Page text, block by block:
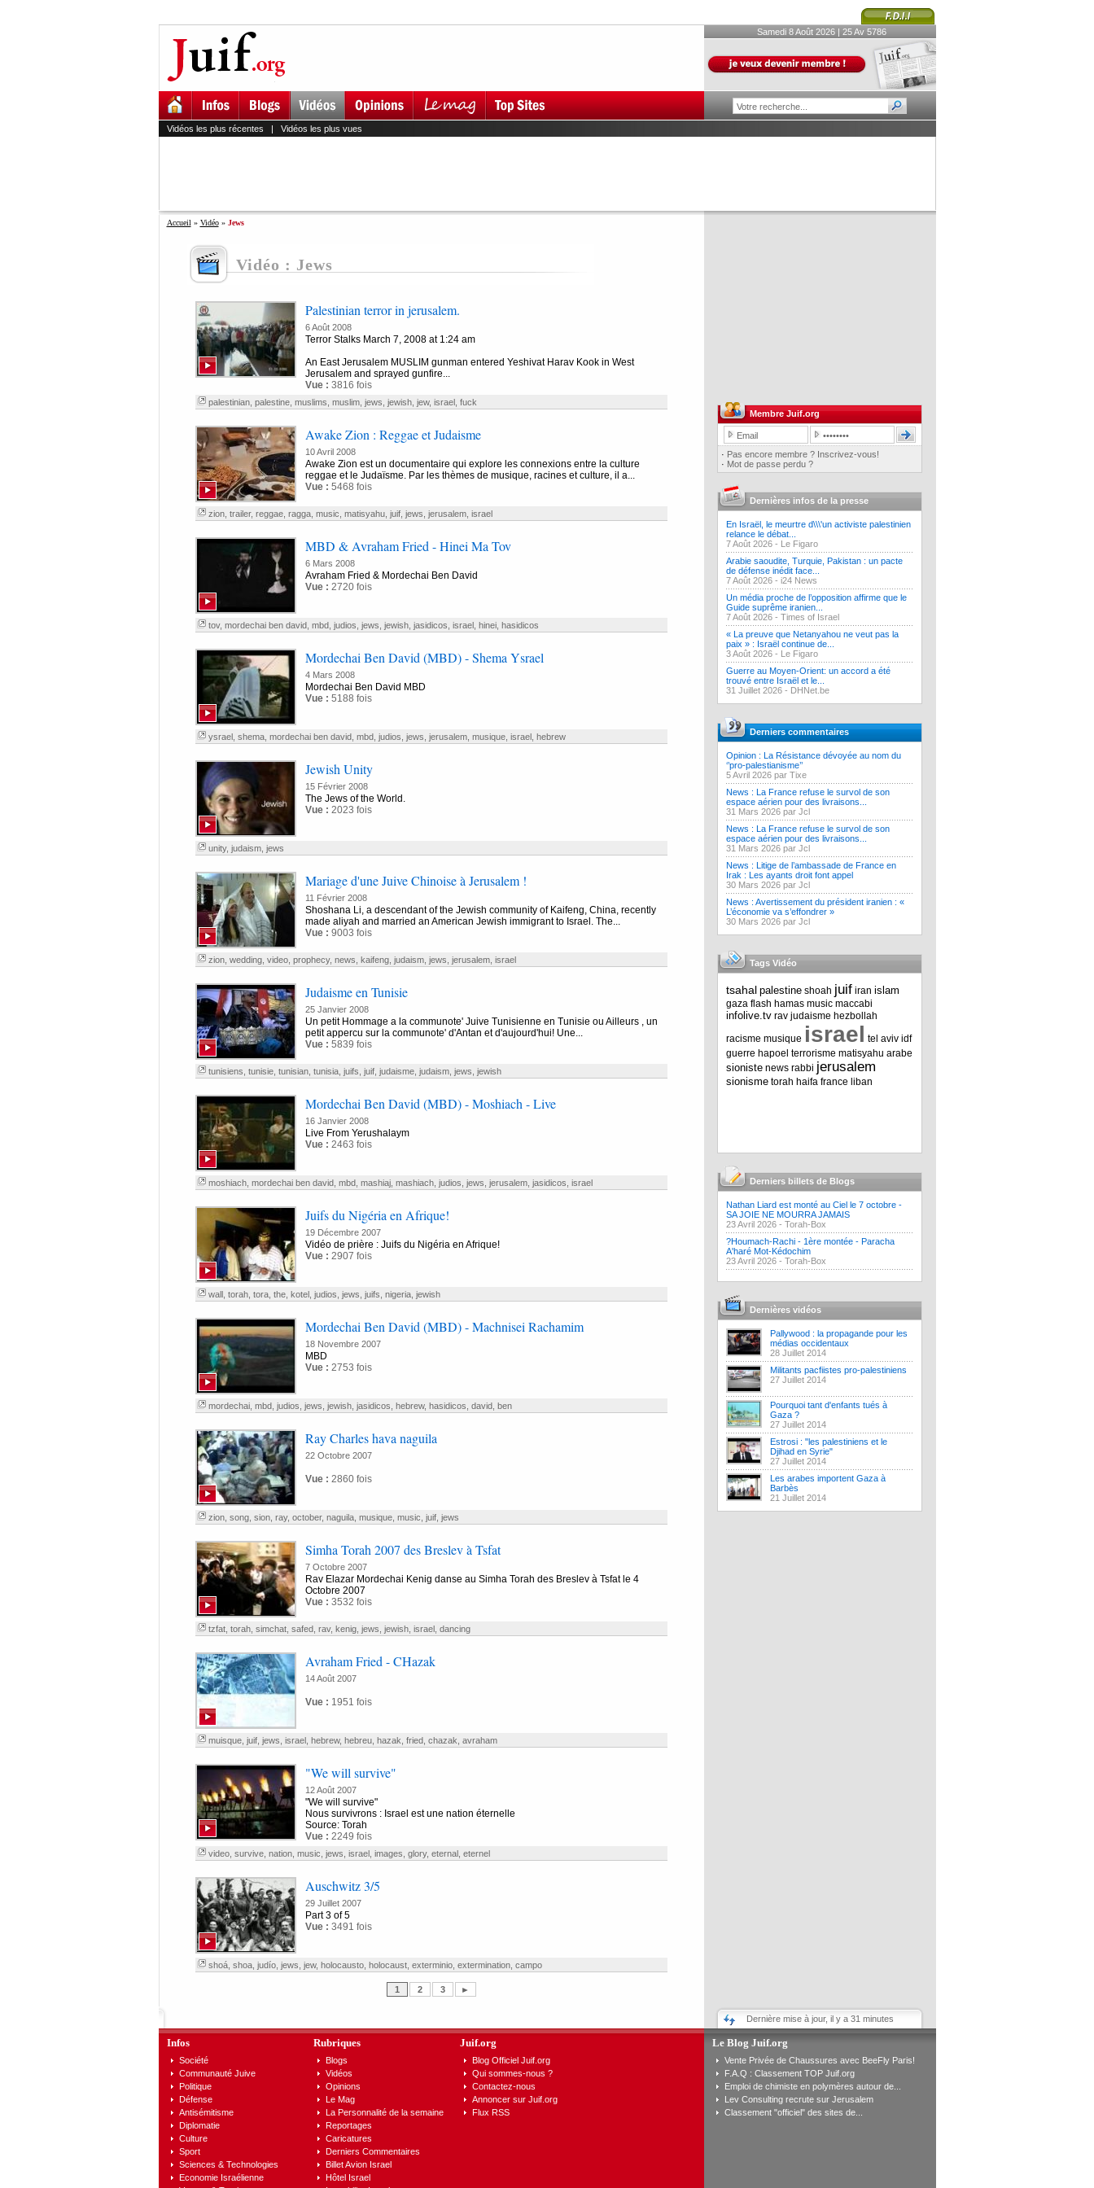
Samedi 8 Août 2026 | 25 Av 5786
Vidéos les plus récentes | Vidéos les plus vues
Accueil » Vidéo» Jews
Vidéo : Jews
Palestinian terror in jerusalem.
6 Août 2008
Terror Stalks March 7, 2008 at 1:24 am
An East Jerusalem MUSLIM gunman entered Yeshivat Harav Kook in West
Jerusalem and sprayed gunfire...
Vue : 3816 fois
palestinian, palestine, muslims muslim, jews jewish, jew, israel, fuck
Awake Zion : Reggae et Judaisme
10 Avril 2008
Awake Zion est un documentaire qui explore les connexions entre la culture
reggae et le Judaïsme. Par les thèmes de musique, racines et culture, il a...
Vue : 5468 fois
zion, trailer, reggae, ragga, music matisyahu, juif, jews jerusalem, israel
MBD & Avraham Fried - Hinei Ma Tov
6 Mars 2008
Avraham Fried & Mordechai Ben David
Vue : 2720 fois
tov, mordechai ben david, mbd, judios jews jewish, jasidicos israel, hinei, hasidicos
Mordechai Ben David (MBD) - Shema Ysrael
4 Mars 2008
Mordechai Ben David MBD
Vue : 5188 fois
ysrael, shema, mordechai ben david, mbd, judios jews jerusalem, musique, israel, hebrew
Jewish Unity
15 Février 2008
The Jews of the World.
Vue : 2023 fois
unity, judaism, jews
Mariage d'une Juive Chinoise à Jerusalem !
11 Février 2008
Shoshana Li, a descendant of the Jewish community of Kaifeng, China, recently
made aliyah and married an American Jewish immigrant to Israel. The...
Vue : 9003 fois
zion, wedding, video, prophecy, news kaifeng, judaism, jews jerusalem, israel
Judaisme en Tunisie
25 Janvier 2008
Un petit Hommage a la communote' Juive Tunisienne en Tunisie ou Ailleurs , un
petit appercu sur la communote' d'Antan et d'aujourd'hui! Une...
Vue : 5839 fois
tunisiens tunisie, tunisian, tunisia, juifs juif, judaisme, judaism, jews jewish
Mordechai Ben David (MBD) - Moshiach - Live
16 Janvier 2008
Live From Yerushalaym
Vue : 2463 fois
moshiach, mordechai ben david, mbd, mashiaj, mashiach, judios jews jerusalem, jasidicos israel
Juifs du Nigéria en Afrique!
19 Décembre 2007
Vidéo de prière : Juifs du Nigéria en Afrique!
Vue : 2907 fois
wall, torah, tora, the, kotel, judios jews juifs nigeria, jewish
Mordechai Ben David (MBD) - Machnisei Rachamim
18 Novembre 2007
MBD
Vue : 2753 fois
mordechai, mbd, judios jews jewish, jasidicos hebrew, hasidicos david, ben
Ray Charles hava naguila
22 Octobre 2007
Vue : 2860 fois
zion, song, sion, ray, october, naguila, musique, music juif, jews
Simha Torah 2007 des Breslev à Tsfat
7 Octobre 2007
Rav Elazar Mordechai Kenig danse au Simha Torah des Breslev à Tsfat le 4
Octobre 2007
Vue : 3532 fois
tzfat, torah, simchat, safed, rav, kenig, jews jewish, israel, dancing
Avraham Fried - CHazak
14 Août 2007
Vue : 1951 fois
muisque, juif, jews israel, hebrew, hebreu, hazak fried, chazak avraham
"We will survive"
12 Août 2007
"We will survive"
Nous survivrons : Israel est une nation éternelle
Source: Torah
Vue : 2249 fois
video, survive, nation, music jews israel, images glory, eternal, eternel
Auschwitz 3/5
29 Juillet 2007
Part 3 of 5
Vue : 3491 fois
shoá, shoa, judío, jews jew, holocausto, holocaust, exterminio, extermination, campo
1 2 3 ►
Membre Juif.org
· Pas encore membre ? Inscrivez-vous!
· Mot de passe perdu ?
Dernières infos de la presse
En Israël, le meurtre d\\\'un activiste palestinien
relance le débat...
7 Août 2026 - Le Figaro
Arabie saoudite, Turquie, Pakistan : un pacte
de défense inédit face...
7 Août 2026 - i24 News
Un média proche de l’opposition affirme que le
Guide suprême iranien...
7 Août 2026 - Times of Israel
« La preuve que Netanyahou ne veut pas la
paix » : Israël continue de...
3 Août 2026 - Le Figaro
Guerre au Moyen-Orient: un accord a été
trouvé entre Israël et le...
31 Juillet 2026 - DHNet.be
Derniers commentaires
Opinion : La Résistance dévoyée au nom du
‘’pro-palestianisme’’
5 Avril 2026 par Tixe
News : La France refuse le survol de son
espace aérien pour des livraisons...
31 Mars 2026 par Jcl
News : La France refuse le survol de son
espace aérien pour des livraisons...
31 Mars 2026 par Jcl
News : Litige de l’ambassade de France en
Irak : Les ayants droit font appel
30 Mars 2026 par Jcl
News : Avertissement du président iranien : «
L’économie va s’effondrer »
30 Mars 2026 par Jcl
Tags Vidéo
tsahal palestine shoah juif iran islam
gaza flash hamas music maccabi
infolive.tv rav judaisme hezbollah
racisme musique israel tel aviv idf
guerre hapoel terrorisme matisyahu arabe
sioniste news rabbi jerusalem
sionisme torah haifa france liban
Derniers billets de Blogs
Nathan Liard est monté au Ciel le 7 octobre -
SA JOIE NE MOURRA JAMAIS
23 Avril 2026 - Torah-Box
?Houmach-Rachi - 1ère montée - Paracha
A'haré Mot-Kédochim
23 Avril 2026 - Torah-Box
Dernières vidéos
Pallywood : la propagande pour les
médias occidentaux
28 Juillet 2014
Militants pacfiistes pro-palestiniens
27 Juillet 2014
Pourquoi tant d'enfants tués à
Gaza ?
27 Juillet 2014
Estrosi : "les palestiniens et le
Djihad en Syrie"
27 Juillet 2014
Les arabes importent Gaza à
Barbès
21 Juillet 2014
Dernière mise à jour, il y a 31 minutes
Infos
Société
Communauté Juive
Politique
Défense
Antisémitisme
Diplomatie
Culture
Sport
Sciences & Technologies
Economie Israélienne
Rubriques
Blogs
Vidéos
Opinions
Le Mag
La Personnalité de la semaine
Reportages
Caricatures
Derniers Commentaires
Billet Avion Israel
Hôtel Israel
Juif.org
Blog Officiel Juif.org
Qui sommes-nous ?
Contactez-nous
Annoncer sur Juif.org
Flux RSS
Le Blog Juif.org
Vente Privée de Chaussures avec BeeFly Paris!
F.A.Q : Classement TOP Juif.org
Emploi de chimiste en polymères autour de...
Lev Consulting recrute sur Jerusalem
Classement "officiel" des sites de...